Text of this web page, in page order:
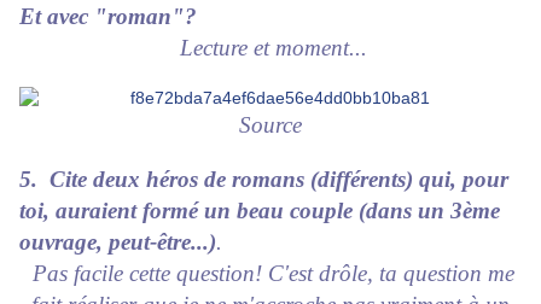
Et avec "roman"?
Lecture et moment...
Source
5. Cite deux héros de romans (différents) qui, pour
toi, auraient formé un beau couple (dans un 3ème
ouvrage, peut-être...).
Pas facile cette question! C'est drôle, ta question me